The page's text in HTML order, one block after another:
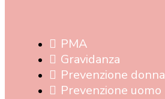
PMA
Gravidanza
Prevenzione donna
Prevenzione uomo